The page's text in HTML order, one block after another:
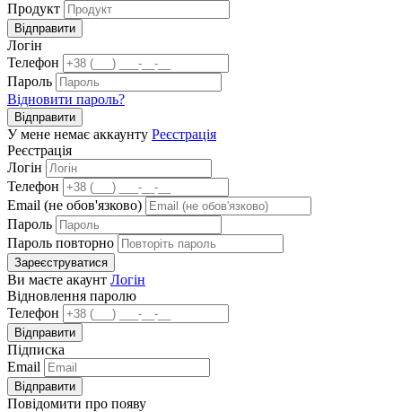
Продукт
Відправити
Логін
Телефон
Пароль
Відновити пароль?
Відправити
У мене немає аккаунту Реєстрація
Реєстрація
Логін
Телефон
Email (не обов'язково)
Пароль
Пароль повторно
Зареєструватися
Ви маєте акаунт Логін
Відновлення паролю
Телефон
Відправити
Підписка
Email
Відправити
Повідомити про появу